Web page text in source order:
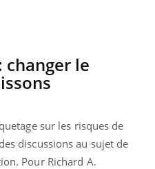
changer le
sur les risques de
discussions au sujet de
Pour Richard A.